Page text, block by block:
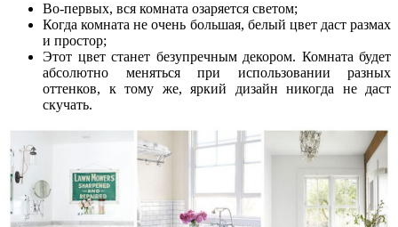
Во-первых, вся комната озаряется светом;
Когда комната не очень большая, белый цвет даст размах
и простор;
Этот цвет станет безупречным декором. Комната будет
абсолютно меняться при использовании разных
оттенков, к тому же, яркий дизайн никогда не даст
скучать.